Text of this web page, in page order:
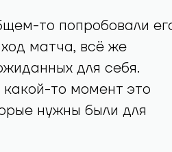
то попробовали
матча, всё же
для себя.
то момент это
нужны были для